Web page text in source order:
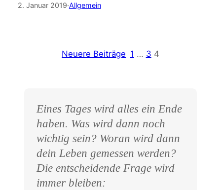
2. Januar 2019·Allgemein
Neuere Beiträge 1 … 3 4
Eines Tages wird alles ein Ende
haben. Was wird dann noch
wichtig sein? Woran wird dann
dein Leben gemessen werden?
Die entscheidende Frage wird
immer bleiben: